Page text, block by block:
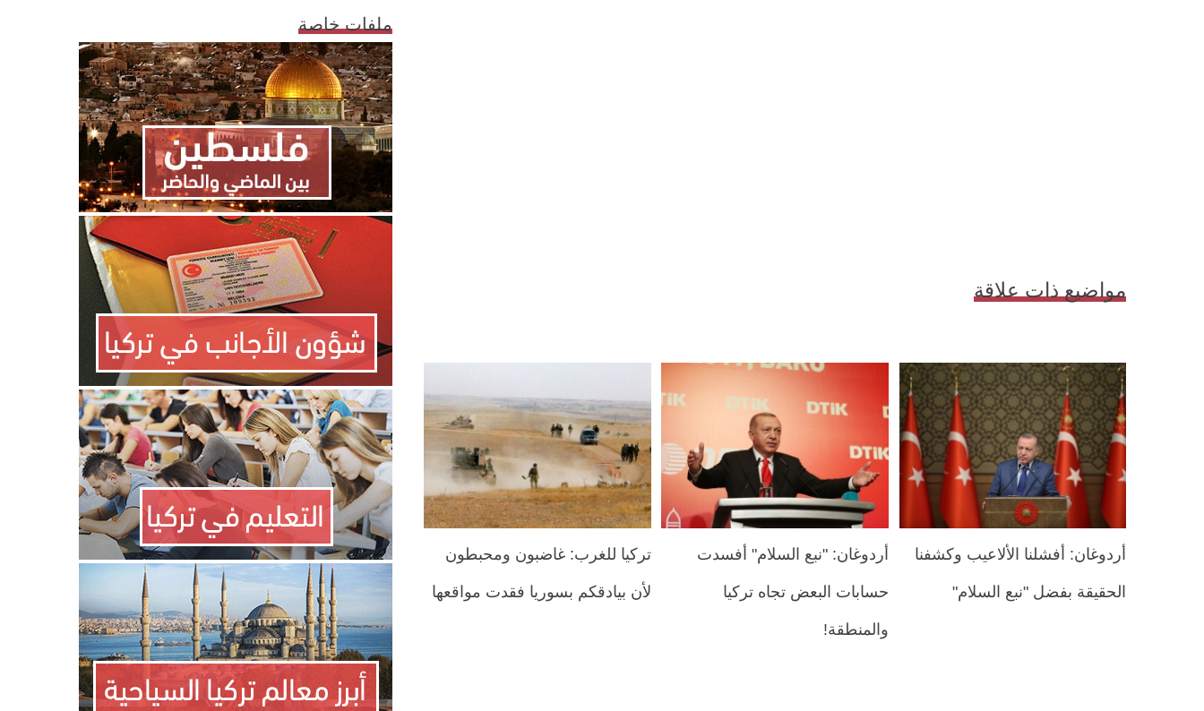
مواضيع ذات علاقة
أردوغان: أفشلنا الألاعيب وكشفنا
الحقيقة بفضل "نبع السلام"
أردوغان: "نبع السلام" أفسدت
حسابات البعض تجاه تركيا
والمنطقة!
تركيا للغرب: غاضبون ومحبطون
لأن بيادقكم بسوريا فقدت مواقعها
ملفات خاصة